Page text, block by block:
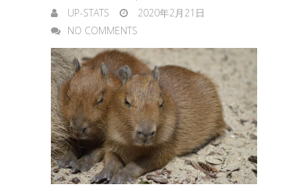
UP-STATS
2020年2月21日
NO COMMENTS